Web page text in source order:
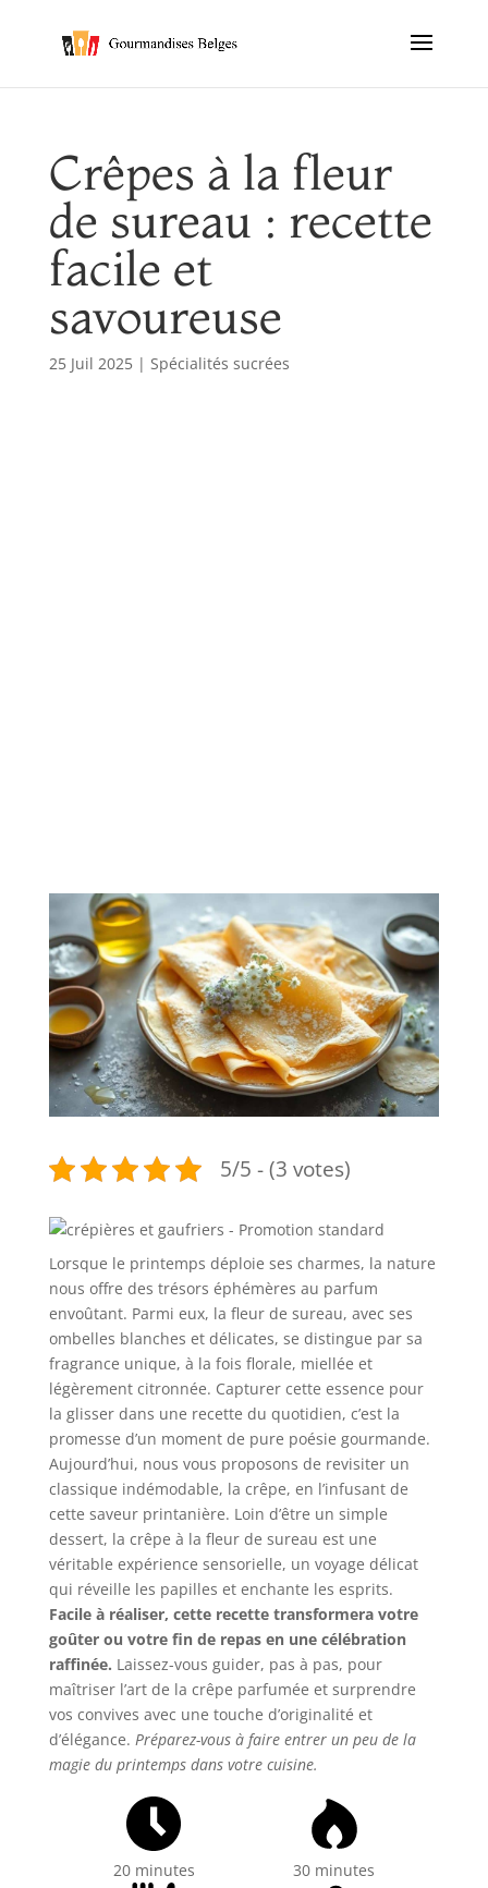
Crêpes à la fleur
de sureau : recette
facile et
savoureuse
25 Juil 2025| Spécialités sucrées
5/5 - (3 votes)
Lorsque le printemps déploie ses charmes, la nature
nous offre des trésors éphémères au parfum
envoûtant. Parmi eux, la fleur de sureau, avec ses
ombelles blanches et délicates, se distingue par sa
fragrance unique, à la fois florale, miellée et
légèrement citronnée. Capturer cette essence pour
la glisser dans une recette du quotidien, c’est la
promesse d’un moment de pure poésie gourmande.
Aujourd’hui, nous vous proposons de revisiter un
classique indémodable, la crêpe, en l’infusant de
cette saveur printanière. Loin d’être un simple
dessert, la crêpe à la fleur de sureau est une
véritable expérience sensorielle, un voyage délicat
qui réveille les papilles et enchante les esprits.
Facile à réaliser, cette recette transformera votre
goûter ou votre fin de repas en une célébration
raffinée. Laissez-vous guider, pas à pas, pour
maîtriser l’art de la crêpe parfumée et surprendre
vos convives avec une touche d’originalité et
d’élégance. Préparez-vous à faire entrer un peu de la
magie du printemps dans votre cuisine.
20 minutes 30 minutes